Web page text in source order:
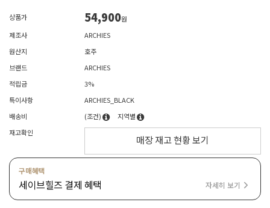
상품가 54,900원
제조사
ARCHIES
원산지
호주
브랜드
ARCHIES
적립금
3%
특이사항
ARCHIES_BLACK
배송비
(조건)
지역별
재고확인
매장 재고 현황 보기
구매혜택
세이브힐즈 결제 혜택 자세히 보기